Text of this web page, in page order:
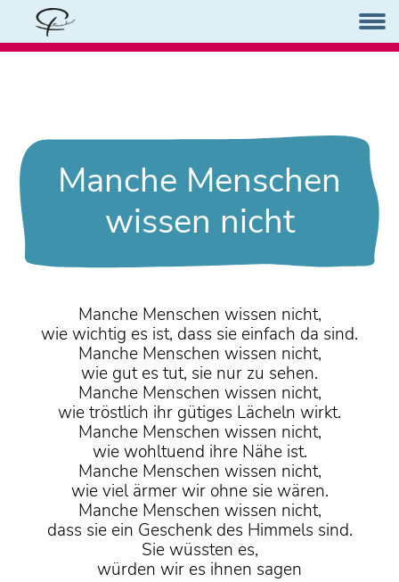
Manche Menschen
wissen nicht
Manche Menschen wissen nicht,
wie wichtig es ist, dass sie einfach da sind.
Manche Menschen wissen nicht,
wie gut es tut, sie nur zu sehen.
Manche Menschen wissen nicht,
wie tröstlich ihr gütiges Lächeln wirkt.
Manche Menschen wissen nicht,
wie wohltuend ihre Nähe ist.
Manche Menschen wissen nicht,
wie viel ärmer wir ohne sie wären.
Manche Menschen wissen nicht,
dass sie ein Geschenk des Himmels sind.
Sie wüssten es,
würden wir es ihnen sagen